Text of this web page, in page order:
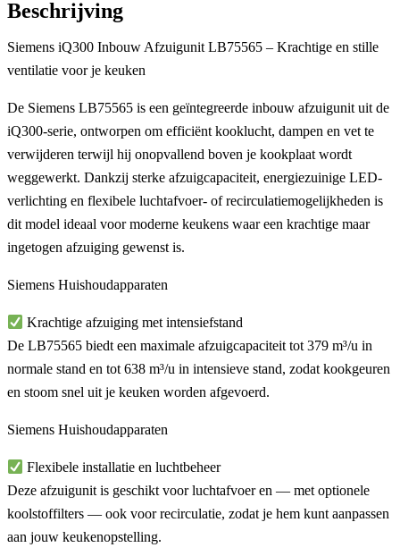
Beschrijving
Siemens iQ300 Inbouw Afzuigunit LB75565 – Krachtige en stille
ventilatie voor je keuken
De Siemens LB75565 is een geïntegreerde inbouw afzuigunit uit de
iQ300-serie, ontworpen om efficiënt kooklucht, dampen en vet te
verwijderen terwijl hij onopvallend boven je kookplaat wordt
weggewerkt. Dankzij sterke afzuigcapaciteit, energiezuinige LED-
verlichting en flexibele luchtafvoer- of recirculatiemogelijkheden is
dit model ideaal voor moderne keukens waar een krachtige maar
ingetogen afzuiging gewenst is.
Siemens Huishoudapparaten
Krachtige afzuiging met intensiefstand
De LB75565 biedt een maximale afzuigcapaciteit tot 379 m³/u in
normale stand en tot 638 m³/u in intensieve stand, zodat kookgeuren
en stoom snel uit je keuken worden afgevoerd.
Siemens Huishoudapparaten
Flexibele installatie en luchtbeheer
Deze afzuigunit is geschikt voorluchtafvoeren — met optionele
koolstoffilters — ook voorrecirculatie, zodat je hem kunt aanpassen
aan jouw keukenopstelling.